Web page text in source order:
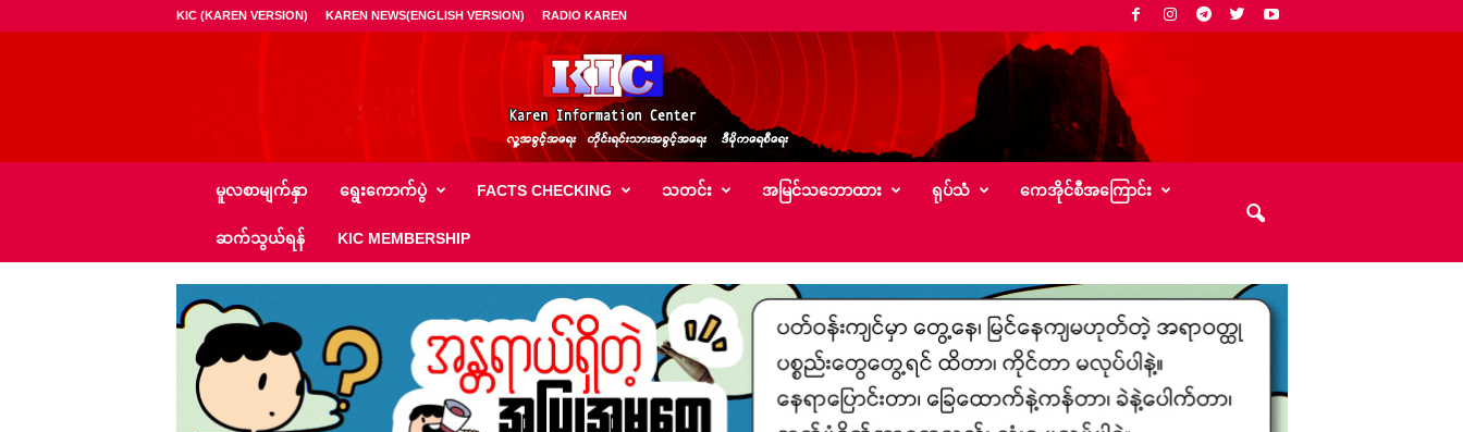
KIC (KAREN VERSION) KAREN NEWS(ENGLISH VERSION) RADIO KAREN
–
မူလစာမျက်နှာ ရွေး‌ကောက်ပွဲ FACTS CHECKING သတင်း အမြင်သ‌ဘောထား ရုပ်သံ ‌ကေအိုင်စီအ‌ကြောင်း
ဆက်သွယ်ရန် KIC MEMBERSHIP